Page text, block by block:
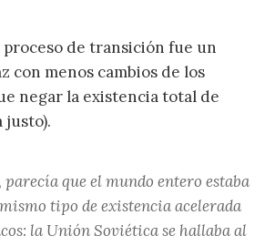
proceso de transición fue un
con menos cambios de los
negar la existencia total de
justo).
que el mundo entero estaba
tipo de existencia acelerada
la Unión Soviética se hallaba al